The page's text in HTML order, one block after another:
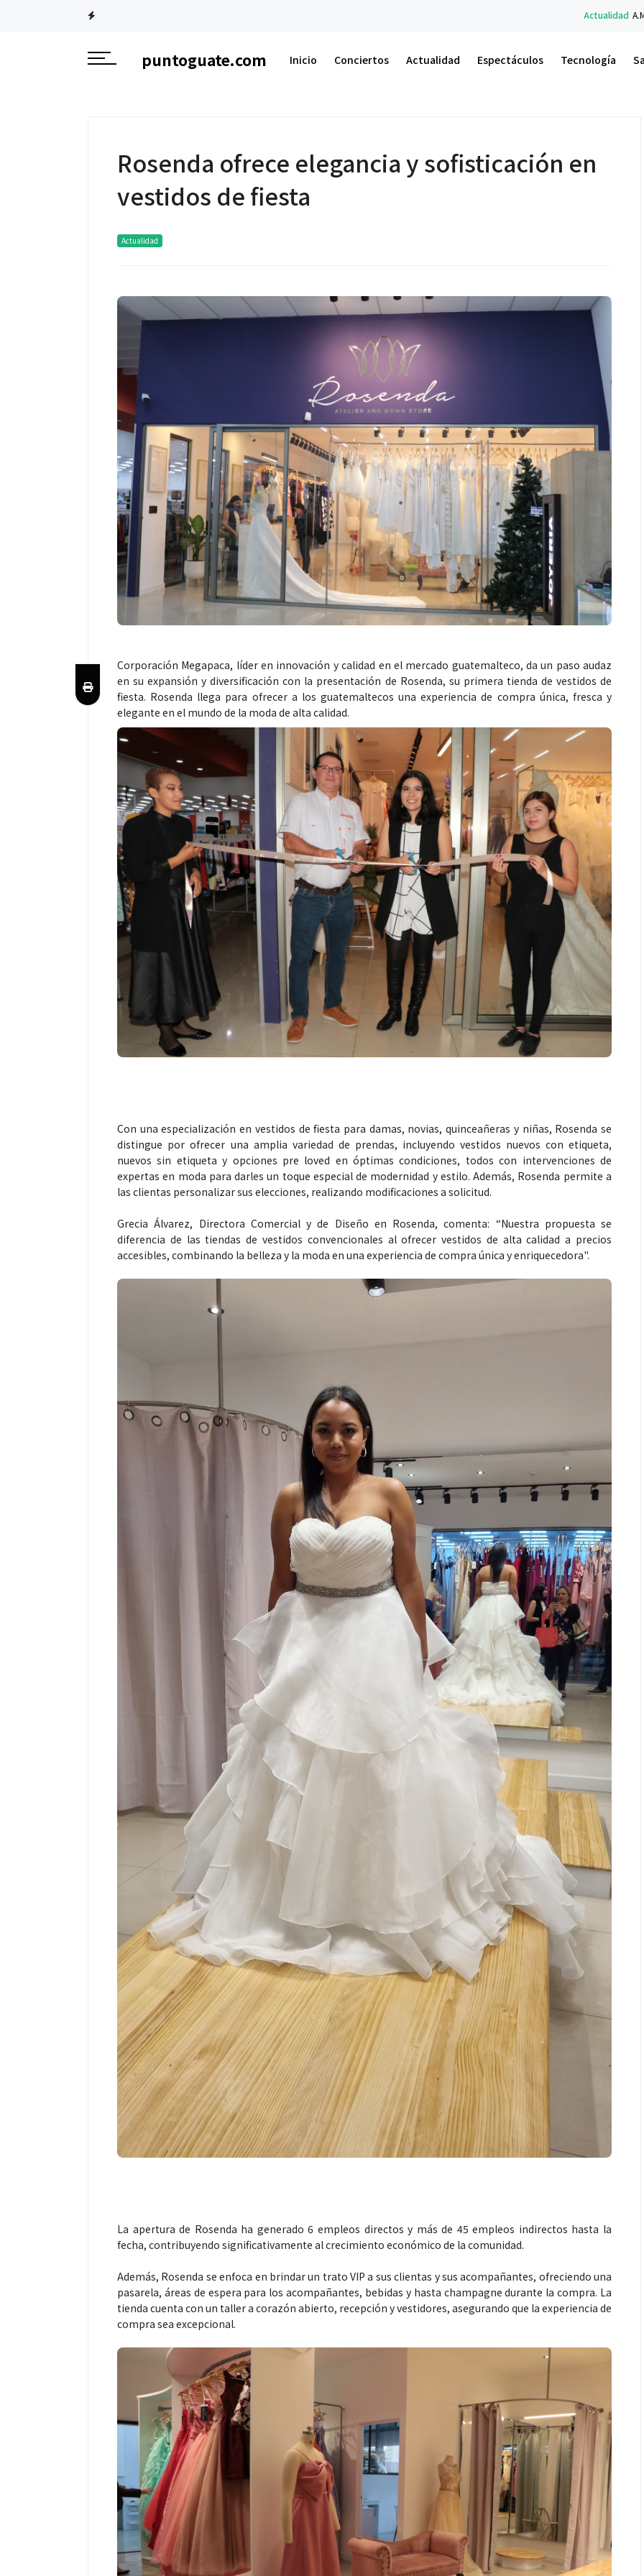
A.M. Un Nuevo Amanecer: el libro de
puntoguate.com Inicio Conciertos Actualidad Espectáculos Tecnología
Rosenda ofrece elegancia y sofisticación en
vestidos de fiesta
Actualidad
Corporación Megapaca, líder en innovación y calidad en el mercado guatemalteco, da un paso audaz
en su expansión y diversificación con la presentación de Rosenda, su primera tienda de vestidos de
fiesta. Rosenda llega para ofrecer a los guatemaltecos una experiencia de compra única, fresca y
elegante en el mundo de la moda de alta calidad.
Con una especialización en vestidos de fiesta para damas, novias, quinceañeras y niñas, Rosenda se
distingue por ofrecer una amplia variedad de prendas, incluyendo vestidos nuevos con etiqueta,
nuevos sin etiqueta y opciones pre loved en óptimas condiciones, todos con intervenciones de
expertas en moda para darles un toque especial de modernidad y estilo. Además, Rosenda permite a
las clientas personalizar sus elecciones, realizando modificaciones a solicitud.
Grecia Álvarez, Directora Comercial y de Diseño en Rosenda, comenta: “Nuestra propuesta se
diferencia de las tiendas de vestidos convencionales al ofrecer vestidos de alta calidad a precios
accesibles, combinando la belleza y la moda en una experiencia de compra única y enriquecedora".
La apertura de Rosenda ha generado 6 empleos directos y más de 45 empleos indirectos hasta la
fecha, contribuyendo significativamente al crecimiento económico de la comunidad.
Además, Rosenda se enfoca en brindar un trato VIP a sus clientas y sus acompañantes, ofreciendo una
pasarela, áreas de espera para los acompañantes, bebidas y hasta champagne durante la compra. La
tienda cuenta con un taller a corazón abierto, recepción y vestidores, asegurando que la experiencia de
compra sea excepcional.
Espectáculos
mundial en Spotify y Billboard
Espectáculos
transforma la tradición en un
espectáculo para todos
“FRAGMENTOS” su próximo
álbum de estudio
Salud
Día Mundial Contra La
alertan sobre los riesgos de
productos “DETOX”
Salud
¿Qué comer antes de un partido
de fútbol? La estrategia que
usan los atletas para rendir
mejor
más allá del rostro: cada zona
merece una atención específica